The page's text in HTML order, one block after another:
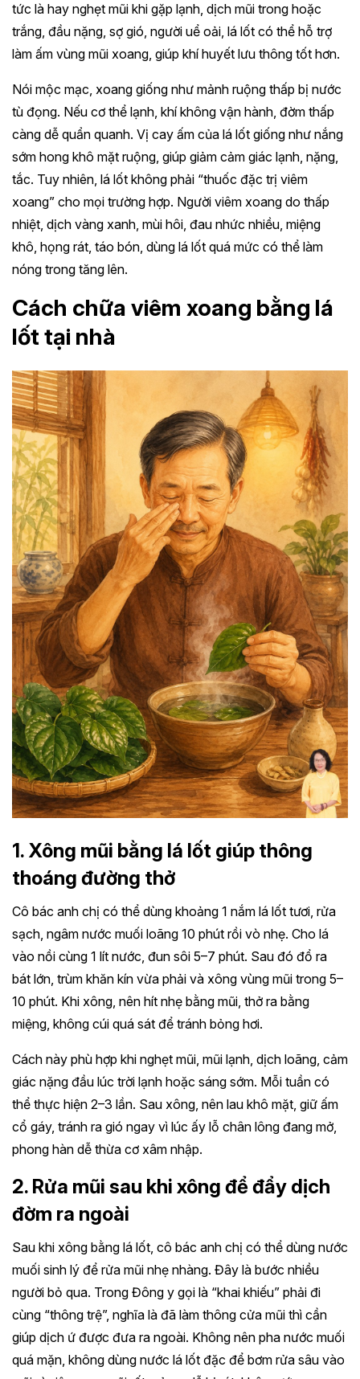
tức là hay nghẹt mũi khi gặp lạnh, dịch mũi trong hoặc
trắng, đầu nặng, sợ gió, người uể oải, lá lốt có thể hỗ trợ
làm ấm vùng mũi xoang, giúp khí huyết lưu thông tốt hơn.
Nói mộc mạc, xoang giống như mảnh ruộng thấp bị nước
tù đọng. Nếu cơ thể lạnh, khí không vận hành, đờm thấp
càng dễ quẩn quanh. Vị cay ấm của lá lốt giống như nắng
sớm hong khô mặt ruộng, giúp giảm cảm giác lạnh, nặng,
tắc. Tuy nhiên, lá lốt không phải “thuốc đặc trị viêm
xoang” cho mọi trường hợp. Người viêm xoang do thấp
nhiệt, dịch vàng xanh, mùi hôi, đau nhức nhiều, miệng
khô, họng rát, táo bón, dùng lá lốt quá mức có thể làm
nóng trong tăng lên.
Cách chữa viêm xoang bằng lá
lốt tại nhà
1. Xông mũi bằng lá lốt giúp thông
thoáng đường thở
Cô bác anh chị có thể dùng khoảng 1 nắm lá lốt tươi, rửa
sạch, ngâm nước muối loãng 10 phút rồi vò nhẹ. Cho lá
vào nồi cùng 1 lít nước, đun sôi 5–7 phút. Sau đó đổ ra
bát lớn, trùm khăn kín vừa phải và xông vùng mũi trong 5–
10 phút. Khi xông, nên hít nhẹ bằng mũi, thở ra bằng
miệng, không cúi quá sát để tránh bỏng hơi.
Cách này phù hợp khi nghẹt mũi, mũi lạnh, dịch loãng, cảm
giác nặng đầu lúc trời lạnh hoặc sáng sớm. Mỗi tuần có
thể thực hiện 2–3 lần. Sau xông, nên lau khô mặt, giữ ấm
cổ gáy, tránh ra gió ngay vì lúc ấy lỗ chân lông đang mở,
phong hàn dễ thừa cơ xâm nhập.
2. Rửa mũi sau khi xông để đẩy dịch
đờm ra ngoài
Sau khi xông bằng lá lốt, cô bác anh chị có thể dùng nước
muối sinh lý để rửa mũi nhẹ nhàng. Đây là bước nhiều
người bỏ qua. Trong Đông y gọi là “khai khiếu” phải đi
cùng “thông trệ”, nghĩa là đã làm thông cửa mũi thì cần
giúp dịch ứ được đưa ra ngoài. Không nên pha nước muối
quá mặn, không dùng nước lá lốt đặc để bơm rửa sâu vào